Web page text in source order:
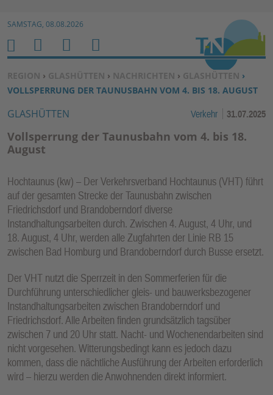
Zum Inhalt springen ↓
SAMSTAG, 08.08.2026
SIE BEFINDEN SICH HIER:
REGION › GLASHÜTTEN › NACHRICHTEN › GLASHÜTTEN ›
VOLLSPERRUNG DER TAUNUSBAHN VOM 4. BIS 18. AUGUST
GLASHÜTTEN Verkehr 31.07.2025
Vollsperrung der Taunusbahn vom 4. bis 18.
August
Hochtaunus (kw) – Der Verkehrsverband Hochtaunus (VHT) führt
auf der gesamten Strecke der Taunusbahn zwischen
Friedrichsdorf und Brandoberndorf diverse
Instandhaltungsarbeiten durch. Zwischen 4. August, 4 Uhr, und
18. August, 4 Uhr, werden alle Zugfahrten der Linie RB 15
zwischen Bad Homburg und Brandoberndorf durch Busse ersetzt.
Der VHT nutzt die Sperrzeit in den Sommerferien für die
Durchführung unterschiedlicher gleis- und bauwerksbezogener
Instandhaltungsarbeiten zwischen Brandoberndorf und
Friedrichsdorf. Alle Arbeiten finden grundsätzlich tagsüber
zwischen 7 und 20 Uhr statt. Nacht- und Wochenendarbeiten sind
nicht vorgesehen. Witterungsbedingt kann es jedoch dazu
kommen, dass die nächtliche Ausführung der Arbeiten erforderlich
wird – hierzu werden die Anwohnenden direkt informiert.
H
O
M
E
M
E
N
U
S
U
C
H
E
N
B
E
N
Z
F
U
N
K
TI
O
N
E
N